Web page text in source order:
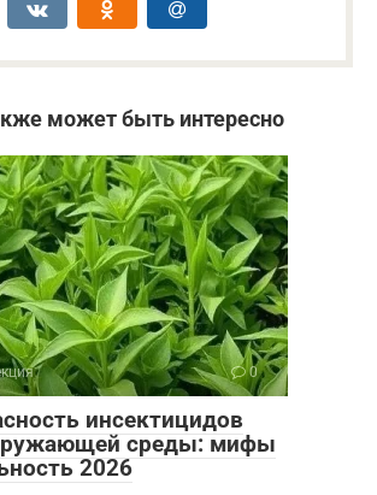
может быть интересно
0
инсектицидов
среды: мифы
2026